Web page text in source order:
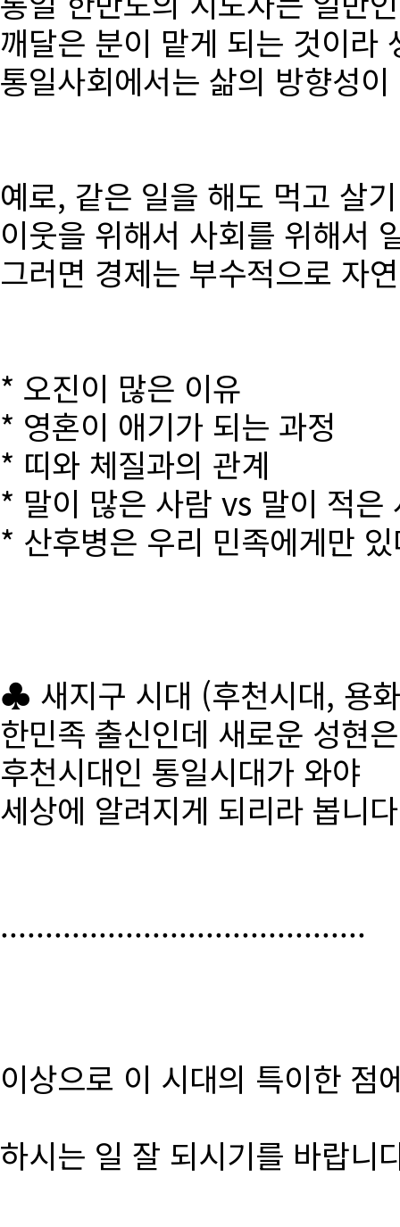
깨달은 분이 맡게 되는 것이라
통일사회에서는 삶의 방향성
예로, 같은 일을 해도 먹고 살
이웃을 위해서 사회를 위해서
그러면 경제는 부수적으로 자
* 오진이 많은 이유
* 영혼이 애기가 되는 과정
* 띠와 체질과의 관계
* 말이 많은 사람 vs 말이 적은
* 산후병은 우리 민족에게만
♣ 새지구 시대 (후천시대, 용
한민족 출신인데 새로운 성현
후천시대인 통일시대가 와야
세상에 알려지게 되리라 봅니
.........................................
이상으로 이 시대의 특이한 점
하시는 일 잘 되시기를 바랍니